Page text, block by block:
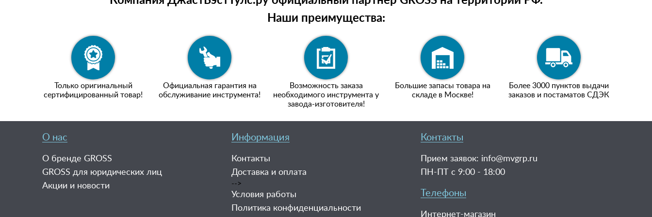
Наши преимущества:
Только оригинальный
сертифицированный товар!
Официальная гарантия на
обслуживание инструмента!
Возможность заказа
необходимого инструмента у
завода-изготовителя!
Большие запасы товара на
складе в Москве!
Более 3000 пунктов выдачи
заказов и постаматов СДЭК
О нас
О бренде GROSS
GROSS для юридических лиц
Акции и новости
Информация
Контакты
Доставка и оплата
-->
Условия работы
Политика конфиденциальности
Контакты
Прием заявок: info@mvgrp.ru
ПН-ПТ с 9:00 - 18:00
Телефоны
Интернет-магазин